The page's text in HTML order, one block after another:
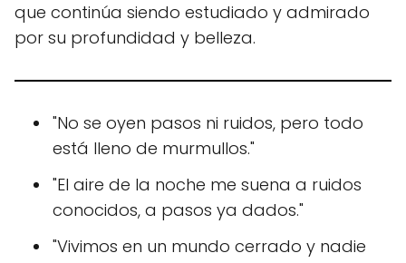
que continúa siendo estudiado y admirado
por su profundidad y belleza.
"No se oyen pasos ni ruidos, pero todo
está lleno de murmullos."
"El aire de la noche me suena a ruidos
conocidos, a pasos ya dados."
"Vivimos en un mundo cerrado y nadie